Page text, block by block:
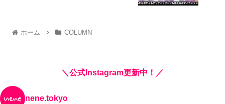
ホーム COLUMN
＼公式Instagram更新中！／
nene.tokyo